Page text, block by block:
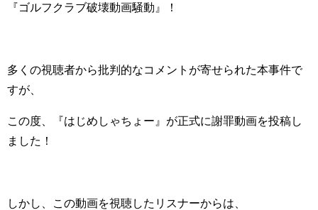
『ゴルフクラブ破壊動画騒動』！
多くの視聴者から批判的なコメントが寄せられた本事件で
すが、
この度、『はじめしゃちょー』が正式に謝罪動画を投稿し
ました！
しかし、この動画を視聴したリスナーからは、